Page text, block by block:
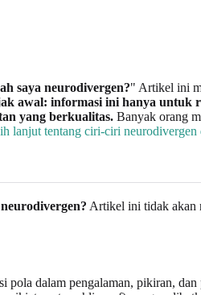
saya neurodivergen?" Artikel ini
awal: informasi ini hanya untuk
yang berkualitas. Banyak orang
lanjut tentang ciri-ciri neurodivergen
Artikel ini tidak akan
pola dalam pengalaman, pikiran,